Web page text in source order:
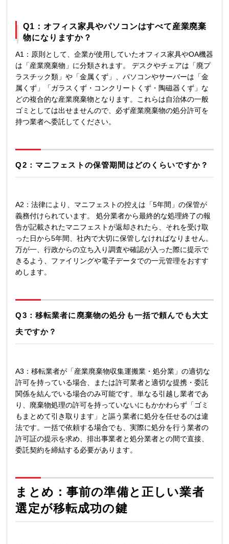
Q1：オフィス家具やパソコンはすべて産業廃棄
物になりますか？
A1：原則として、企業が使用していたオフィス家具やOA機器
は「産業廃棄物」に分類されます。 デスクやチェアは「廃プ
ラスチック類」や「金属くず」、パソコンやサーバーは「金
属くず」「ガラスくず・コンクリートくず・陶磁器くず」な
どの複合的な産業廃棄物となります。これらは自治体の一般
ゴミとしては出せませんので、必ず産業廃棄物の処分許可を
持つ業者へ委託してください。
Q2：マニフェストの保管期間はどのくらいですか？
A2：法律により、マニフェストの控えは「5年間」の保管が
義務付けられています。 処分業者から最終的な処理終了の報
告が記載されたマニフェストが返却されたら、それを受け取
った日から5年間、社内で大切に保管しなければなりません。
万が一、行政からの立ち入り調査や確認が入った際に提示で
きるよう、ファイリングや電子データでの一元管理をおすす
めします。
Q3：移転業者に廃棄物の処分も一括で頼んでも大丈
夫ですか？
A3：移転業者が「産業廃棄物収集運搬業・処分業」の適切な
許可を持っている場合、または許可業者と適切な提携・委託
関係を結んでいる場合のみ可能です。単なる引越し業者であ
り、廃棄物処理の許可を持っていないにもかかわらず「ゴミ
もまとめて引き取ります」と謳う業者に処分を任せるのは違
法です。一括で依頼する場合でも、実際に処分を行う業者の
許可証の提示を求め、排出事業者と処分業者との間で直接、
委託契約を締結する必要があります。
まとめ：事前の準備と正しい業者
選定が移転成功の鍵